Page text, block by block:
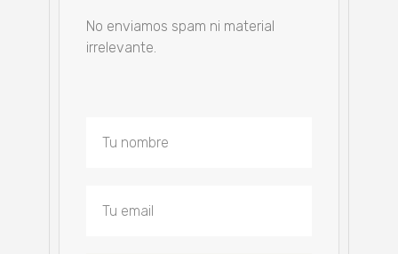
No enviamos spam ni material
irrelevante.